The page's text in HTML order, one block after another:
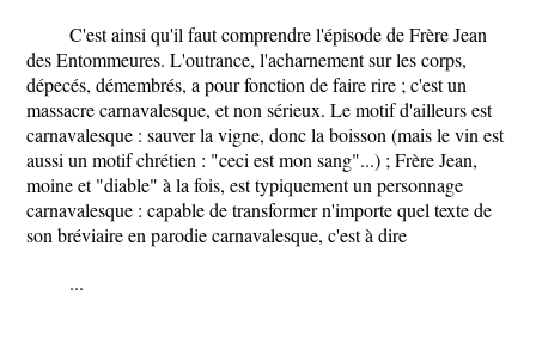
C'est ainsi qu'il faut comprendre l'épisode de Frère Jean
des Entommeures. L'outrance, l'acharnement sur les corps,
dépecés, démembrés, a pour fonction de faire rire ; c'est un
massacre carnavalesque, et non sérieux. Le motif d'ailleurs est
carnavalesque : sauver la vigne, donc la boisson (mais le vin est
aussi un motif chrétien : "ceci est mon sang"...) ; Frère Jean,
moine et "diable" à la fois, est typiquement un personnage
carnavalesque : capable de transformer n'importe quel texte de
son bréviaire en parodie carnavalesque, c'est à dire
...